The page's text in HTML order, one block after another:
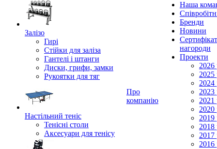
Залізо
Гирі
Стійки для заліза
Гантелі і штанги
Диски, грифи, замки
Рукоятки для тяг
Настільний теніс
Тенісні столи
Аксесуари для тенісу
Про
компанію
Наша
Бренди
Новини
нагороди
Проекти
2026
2025
2024
2023
2021
2020
2019
2018
2017
2016